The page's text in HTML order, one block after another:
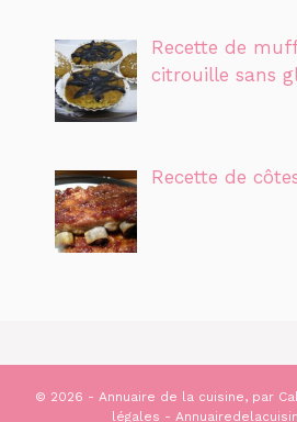
Recette de
citrouille sans
Recette de
© 2026 - Annuaire de la cuisine, par
légales -